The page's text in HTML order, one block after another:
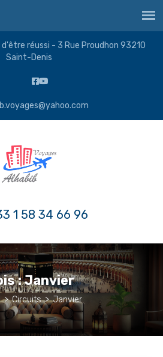
réussi - 3 Rue Proudhon 93210
Saint-Denis
1 58 34 66 96
:Janvier
> Circuits > Janvier